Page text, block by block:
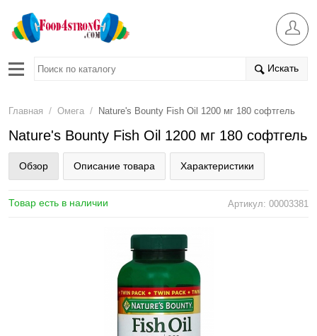
Искать
Главная / Омега / Nature's Bounty Fish Oil 1200 мг 180 софтгель
Nature's Bounty Fish Oil 1200 мг 180 софтгель
Обзор Описание товара Характеристики
Товар есть в наличии Артикул: 00003381